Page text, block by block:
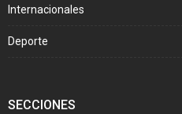
Internacionales
Deporte
SECCIONES